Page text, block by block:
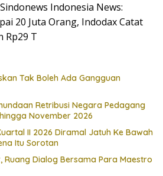
Indonesia News:
20 Juta Orang, Indodax Catat
Rp29 T
Tak Boleh Ada Gangguan
Retribusi Negara Pedagang
November 2026
II 2026 Diramal Jatuh Ke Bawah
Itu Sorotan
Ruang Dialog Bersama Para Maestro